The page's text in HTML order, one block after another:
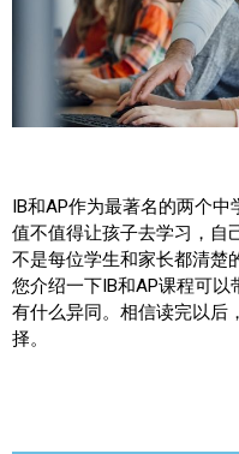
多
楼花大全
楼花转让专区
多伦多市中心楼花项目
IB和AP作为最著名的两个
值不值得让孩子去学习，自
不是每位学生和家长都清楚
您介绍一下IB和AP课程可
有什么异同。相信读完以后
择。